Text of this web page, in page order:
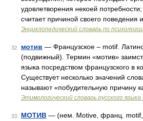
удовлетворения некоей
считает причиной своего поведения
Энциклопедический словарь по
32 мотив — Французское – motif.
(подвижный). Термин «мотив»
языка посредством французского в
Существует несколько значений
называют «побудительную причину
Этимологический словарь русского
33 МОТИВ — (нем. Motive, франц. motif,